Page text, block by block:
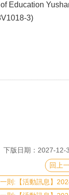
Education
3)
下版日期：2027-12-
回上